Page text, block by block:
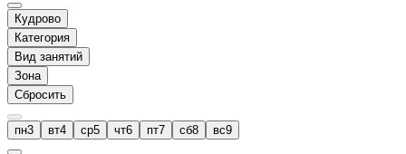
Кудрово
Категория
Вид занятий
Зона
Сбросить
пн3 вт4 ср5 чт6 пт7 сб8 вс9